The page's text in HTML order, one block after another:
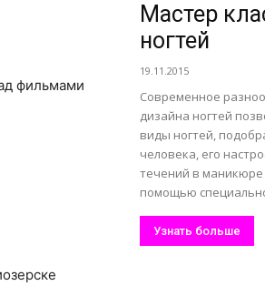
фильмами
Мастер
ногтей
19.11.2015
Современное
дизайна ногтей
виды ногтей,
человека, его
течений в маникюре
помощью
Узнать больше